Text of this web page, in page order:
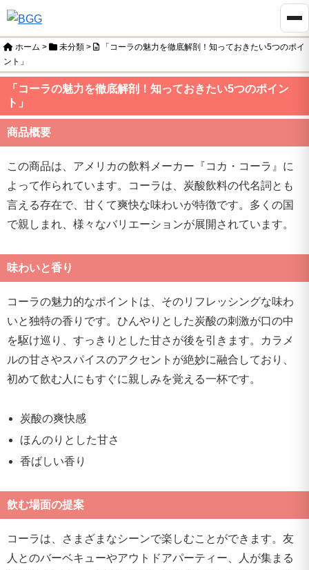
ホーム > 未分類 >
「コーラの魅力を徹底解剖！知っておきたい5つのポイ
ント」
「コーラの魅力を徹底解剖！知っておきたい5つのポイン
ト」
商品概要
この商品は、アメリカの飲料メーカー『コカ・コーラ』に
よって作られています。コーラは、炭酸飲料の代名詞とも
言える存在で、甘くて爽快な味わいが特徴です。多くの国
で親しまれ、様々なバリエーションが展開されています。
味わいと香り
コーラの魅力的なポイントは、そのリフレッシングな味わ
いと独特の香りです。ひんやりとした炭酸の刺激が口の中
を駆け巡り、すっきりとした甘さが後を引きます。カラメ
ルの甘さやスパイスのアクセントが絶妙に融合しており、
初めて飲む人にもすぐに親しみを覚える一杯です。
炭酸の爽快感
ほんのりとした甘さ
香ばしい香り
飲む場面の提案
コーラは、さまざまなシーンで楽しむことができます。友
人とのバーベキューやアウトドアパーティー、人が集まる